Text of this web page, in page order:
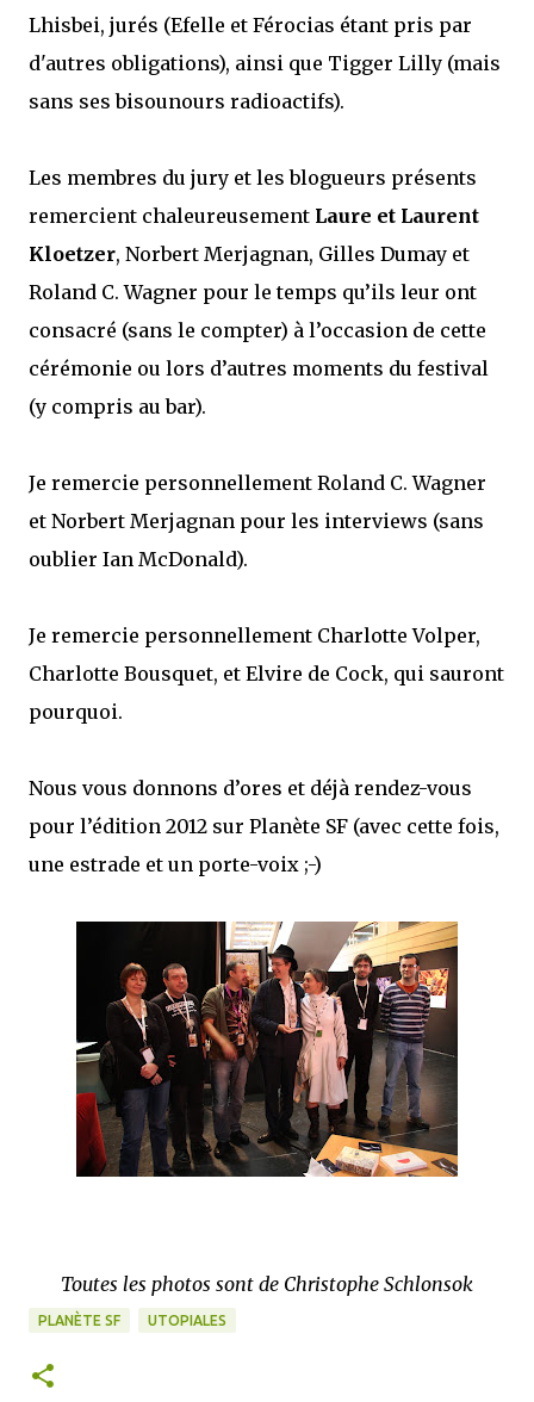
Lhisbei, jurés (Efelle et Férocias étant pris par
d'autres obligations), ainsi que Tigger Lilly (mais
sans ses bisounours radioactifs).
Les membres du jury et les blogueurs présents
remercient chaleureusement Laure et Laurent
Kloetzer, Norbert Merjagnan, Gilles Dumay et
Roland C. Wagner pour le temps qu’ils leur ont
consacré (sans le compter) à l’occasion de cette
cérémonie ou lors d’autres moments du festival
(y compris au bar).
Je remercie personnellement Roland C. Wagner
et Norbert Merjagnan pour les interviews (sans
oublier Ian McDonald).
Je remercie personnellement Charlotte Volper,
Charlotte Bousquet, et Elvire de Cock, qui sauront
pourquoi.
Nous vous donnons d’ores et déjà rendez-vous
pour l’édition 2012 sur Planète SF (avec cette fois,
une estrade et un porte-voix ;-)
Toutes les photos sont de Christophe Schlonsok
PLANÈTE SF UTOPIALES